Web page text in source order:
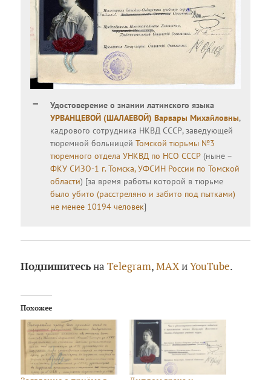
Удостоверение о знании латинского языка
УРВАНЦЕВОЙ (ШАЛАЕВОЙ) Варвары Михайловны,
кадрового сотрудника НКВД СССР, заведующей
тюремной больницейТомской тюрьмы №3
тюремного отдела УНКВД по НСО СССР (ныне –
ФКУ СИЗО-1 г. Томска, УФСИН России по Томской
области) [за время работы которой в тюрьме
было убито (расстреляно и забито под пытками)
не менее 10194 человек]
ПодпишитесьнаTelegram,MAXиYouTube.
Похожее